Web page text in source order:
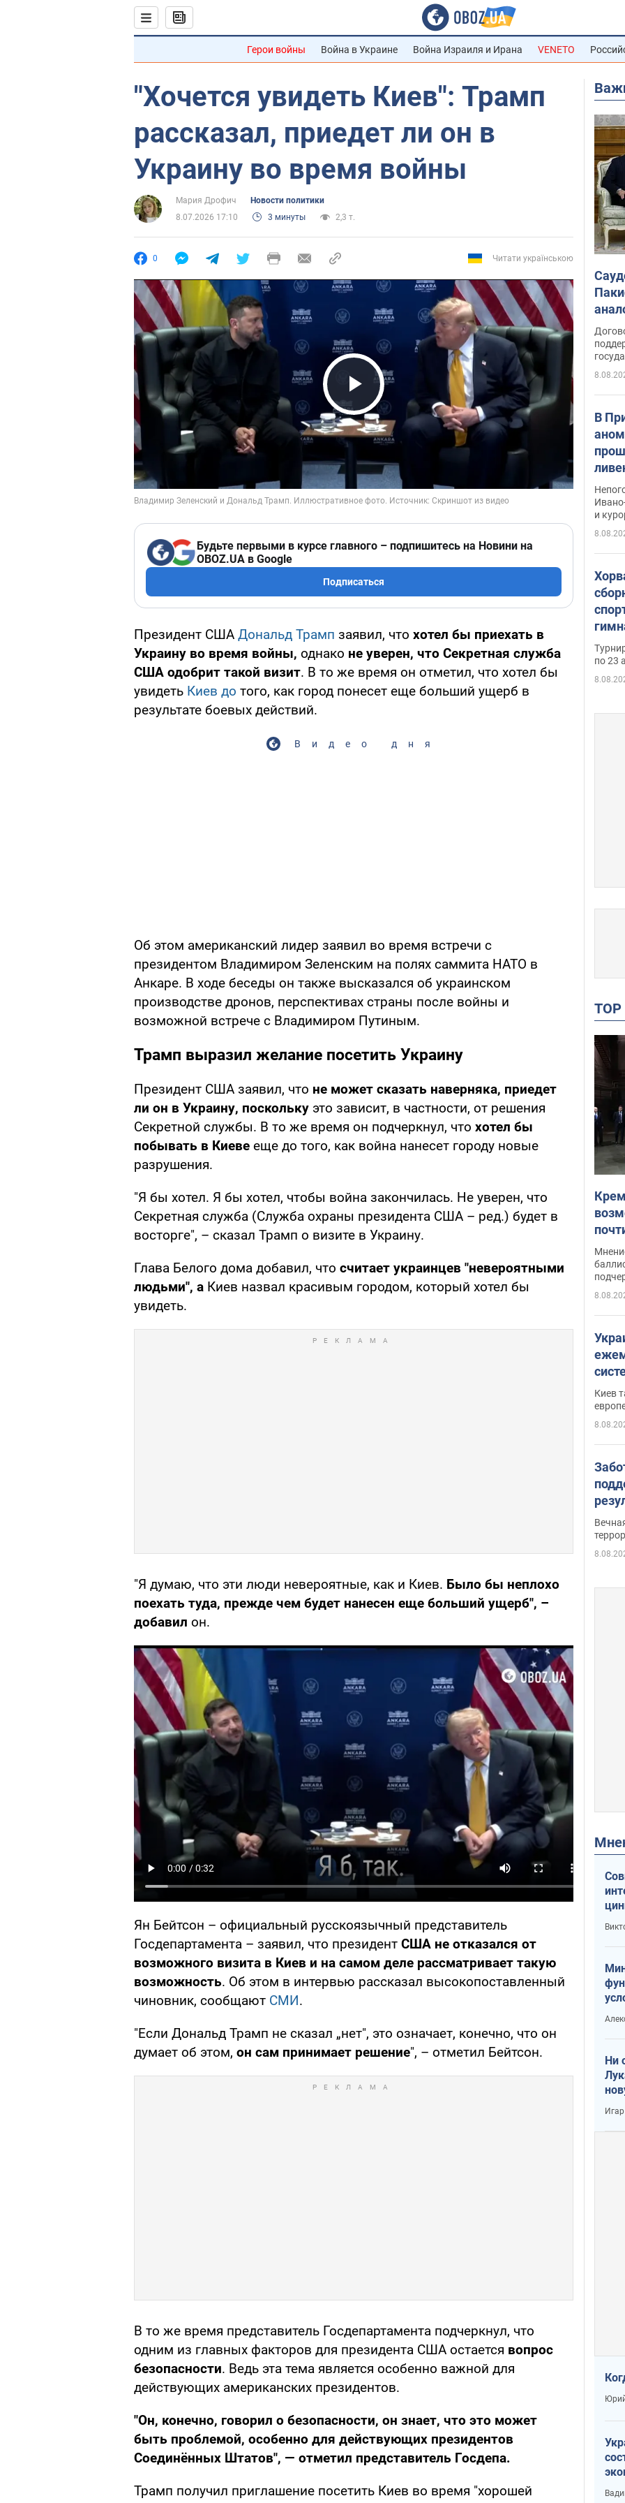
Герои войны Война в Украине Война Израиля и Ирана VENETO
"Хочется увидеть Киев": Трамп
рассказал, приедет ли он в
Украину во время войны
Мария Дрофич
Новости политики
8.07.2026 17:10
3 минуты 2,3 т.
0 Читати українською
Play Video
Будьте первыми в курсе главного – подпишитесь на Новини на
OBOZ.UA в Google
Подписаться
Президент США Дональд Трамп заявил, что хотел бы приехать в
Украину во время войны, однако не уверен, что Секретная служба
США одобрит такой визит. В то же время он отметил, что хотел бы
увидеть Киев до того, как город понесет еще больший ущерб в
результате боевых действий.
Видео дня
Об этом американский лидер заявил во время встречи с
президентом Владимиром Зеленским на полях саммита НАТО в
Анкаре. В ходе беседы он также высказался об украинском
производстве дронов, перспективах страны после войны и
возможной встрече с Владимиром Путиным.
Трамп выразил желание посетить Украину
Президент США заявил, что не может сказать наверняка, приедет
ли он в Украину, поскольку это зависит, в частности, от решения
Секретной службы. В то же время он подчеркнул, что хотел бы
побывать в Киеве еще до того, как война нанесет городу новые
разрушения.
"Я бы хотел. Я бы хотел, чтобы война закончилась. Не уверен, что
Секретная служба (Служба охраны президента США – ред.) будет в
восторге", – сказал Трамп о визите в Украину.
Глава Белого дома добавил, что считает украинцев "невероятными
людьми", а Киев назвал красивым городом, который хотел бы
увидеть.
"Я думаю, что эти люди невероятные, как и Киев. Было бы неплохо
поехать туда, прежде чем будет нанесен еще больший ущерб", –
добавил он.
Ян Бейтсон – официальный русскоязычный представитель
Госдепартамента – заявил, что президент США не отказался от
возможного визита в Киев и на самом деле рассматривает такую
возможность. Об этом в интервью рассказал высокопоставленный
чиновник, сообщают СМИ.
"Если Дональд Трамп не сказал „нет", это означает, конечно, что он
думает об этом, он сам принимает решение", – отметил Бейтсон.
В то же время представитель Госдепартамента подчеркнул, что
одним из главных факторов для президента США остается вопрос
безопасности. Ведь эта тема является особенно важной для
действующих американских президентов.
"Он, конечно, говорил о безопасности, он знает, что это может
быть проблемой, особенно для действующих президентов
Соединённых Штатов", — отметил представитель Госдепа.
Трамп получил приглашение посетить Киев во время "хорошей
В
и
на
по 23
Киев
Ни